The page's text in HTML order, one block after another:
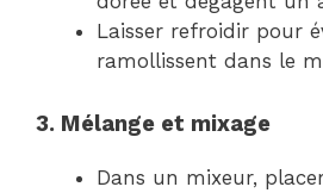
Laisser refroidir pour
ramollissent dans le
3. Mélange et mixage
Dans un mixeur,